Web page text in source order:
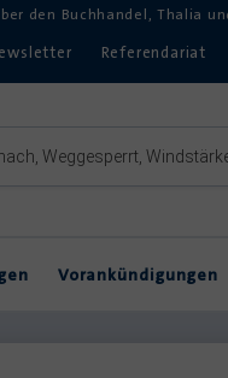
den Buchhandel, Thalia
Referendariat
Vorankündigungen